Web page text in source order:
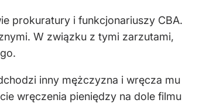
prokuratury i funkcjonariuszy CBA.
W związku z tymi zarzutami,
inny mężczyzna i wręcza mu
wręczenia pieniędzy na dole filmu